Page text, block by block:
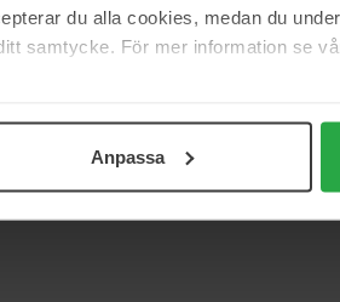
du alla cookies, medan du
samtycke. För mer information se
Anpassa